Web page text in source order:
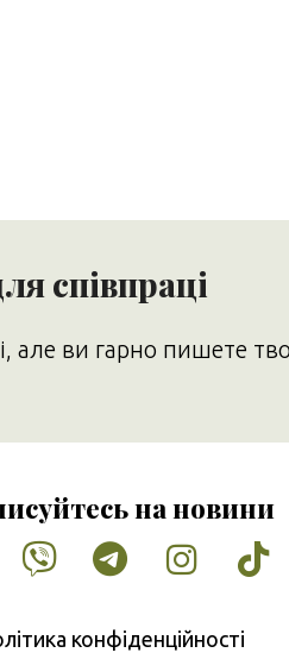
співпраці
але ви гарно пишете
на новини
VimeoTumblr
конфіденційності